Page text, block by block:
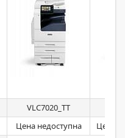
VLC7020_TT
Цена недоступна
Цена